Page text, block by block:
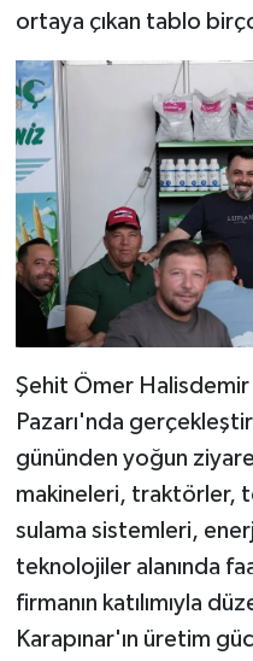
ortaya çıkan tablo
Şehit Ömer Halisdemir
Pazarı'nda
gününden yoğun
makineleri, traktörler,
sulama sistemleri,
teknolojiler alanında
firmanın katılımıyla
Karapınar'ın üretim